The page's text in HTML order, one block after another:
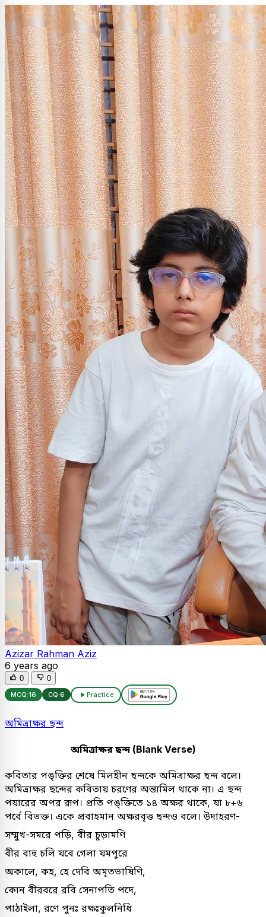
Azizar Rahman Aziz
6 years ago
0 0
MCQ:16 CQ:6 Practice
অমিত্রাক্ষর ছন্দ
অমিত্রাক্ষর ছন্দ (Blank Verse)
কবিতার পঙ্ক্তির শেষে মিলহীন ছন্দকে অমিত্রাক্ষর ছন্দ বলে।
অমিত্রাক্ষর ছন্দের কবিতায় চরণের অন্ত্যমিল থাকে না। এ ছন্দ
পয়ারের অপর রূপ। প্রতি পঙ্ক্তিতে ১৪ অক্ষর থাকে, যা ৮+৬
পর্বে বিভক্ত। একে প্রবাহমান অক্ষরবৃত্ত ছন্দও বলে। উদাহরণ-
সম্মুখ-সমরে পড়ি, বীর চূড়ামণি
বীর বাহু চলি যবে গেলা যমপুরে
অকালে, কহ, হে দেবি অমৃতভাষিণি,
কোন বীরবরে রবি সেনাপতি পদে,
পাঠাইলা, রণে পুনঃ রক্ষঃকুলনিধি